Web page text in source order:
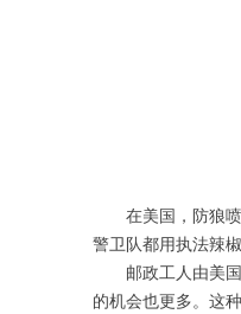
在美国，防狼
警卫队都用执法辣
邮政工人由美
的机会也更多。这